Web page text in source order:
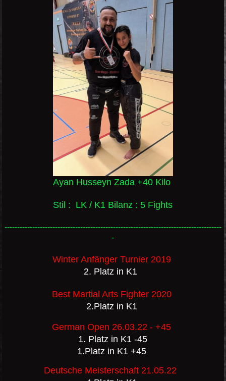
Ayan Husseyn Zada +40 Kilo
Stil : LK / K1 Bilanz : 5 Fights
--------------------------------------------------------------------------------------
-
Winter Anfänger Turnier 2019
2. Platz in K1
Best Martial Arts Fighter 2020
2.Platz in K1
German Open 26.03.22 - +45
1. Platz in K1 -45
1.Platz in K1 +45
Deutsche Meisterschaft 21.05.22